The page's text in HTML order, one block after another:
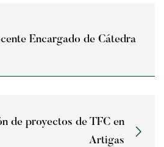
Encargado de Cátedra
de proyectos de TFC en
Artigas